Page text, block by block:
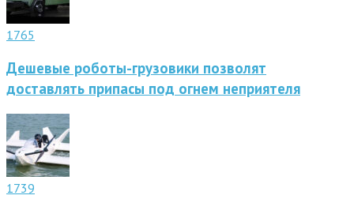
1765
Дешевые роботы-грузовики позволят
доставлять припасы под огнем неприятеля
1739